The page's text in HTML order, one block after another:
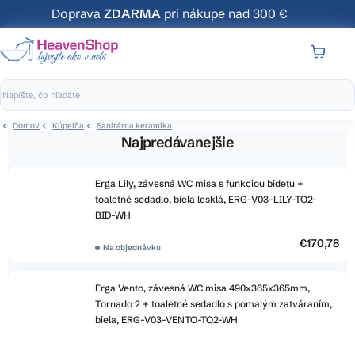
na
obsah
Doprava ZDARMA pri nákupe nad 300 €
KOŠÍK
Domov Kúpeľňa Sanitárna keramika
Najpredávanejšie
Erga Lily, závesná WC misa s funkciou bidetu +
toaletné sedadlo, biela lesklá, ERG-V03-LILY-TO2-
BID-WH
Na objednávku €170,78
Erga Vento, závesná WC misa 490x365x365mm,
Tornado 2 + toaletné sedadlo s pomalým zatváraním,
biela, ERG-V03-VENTO-TO2-WH